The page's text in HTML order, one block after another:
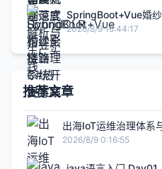
SpringBoot+Vue婚
2026/8/9 16:44:17
推荐文章
出海IoT运维治理体系
完整实践
2026/8/9 0:16:55